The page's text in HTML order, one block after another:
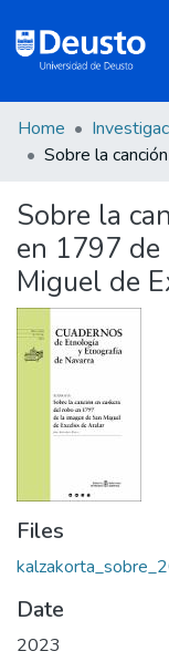
DeustoTeka
Communities
&
Collections
All of DSpace
Statistics
Policies
Home
Sobre la
en 1797 de
Miguel de
Files
Date
2023